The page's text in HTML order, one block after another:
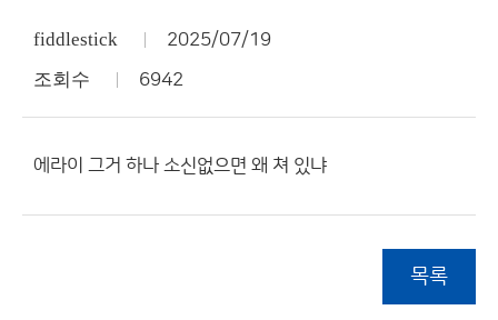
fiddlestick 2025/07/19
조회수 6942
에라이 그거 하나 소신없으면 왜 쳐 있냐
목록